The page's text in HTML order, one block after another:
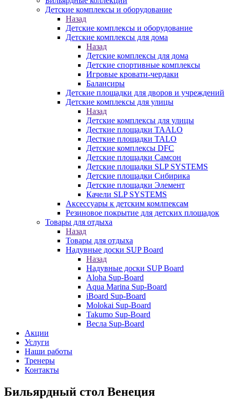
Детские комплексы и оборудование
Назад
Детские комплексы и оборудование
Детские комплексы для дома
Назад
Детские комплексы для дома
Детские спортивные комплексы
Игровые кровати-чердаки
Балансиры
Детские площадки для дворов и учреждений
Детские комплексы для улицы
Назад
Детские комплексы для улицы
Десткие площадки TAALO
Десткие площадки TALO
Детские комплексы DFC
Детские площадки Самсон
Детские площадки SLP SYSTEMS
Детские площадки Сибирика
Детские площадки Элемент
Качели SLP SYSTEMS
Аксессуары к детским комлпексам
Резиновое покрытие для детских площадок
Товары для отдыха
Назад
Товары для отдыха
Надувные доски SUP Board
Назад
Надувные доски SUP Board
Aloha Sup-Board
Aqua Marina Sup-Board
iBoard Sup-Board
Molokai Sup-Board
Takumo Sup-Board
Весла Sup-Board
Акции
Услуги
Наши работы
Тренеры
Контакты
Бильярдный стол Венеция